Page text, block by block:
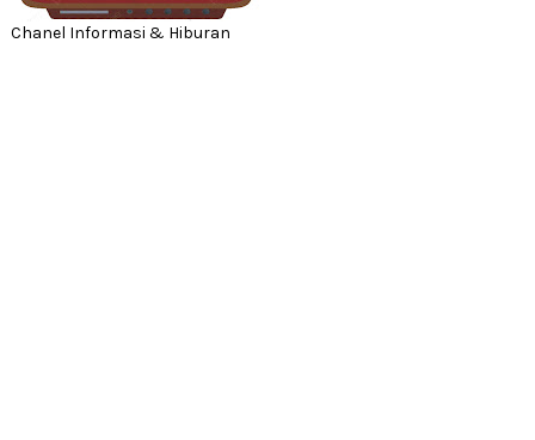
Chanel Informasi & Hiburan